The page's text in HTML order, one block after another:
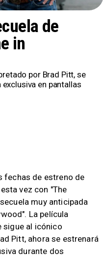
de
in
por Brad Pitt, se
en pantallas
fechas de estreno de
vez con "The
muy anticipada
La película
sigue al icónico
Pitt, ahora se estrenará
durante dos